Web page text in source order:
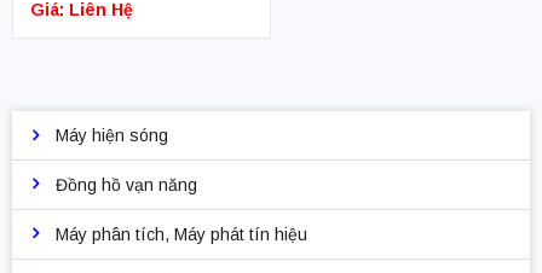
700W)
Giá: Liên Hệ
Máy hiện sóng
Đồng hồ vạn năng
Máy phân tích, Máy phát tín hiệu